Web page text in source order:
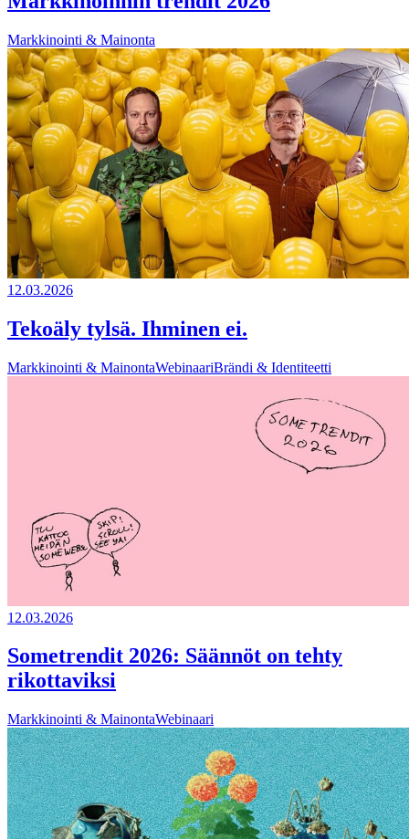
Markkinointi & Mainonta
12.03.2026
Tekoäly tylsä. Ihminen ei.
Markkinointi & MainontaWebinaariBrändi & Identiteetti
12.03.2026
Sometrendit 2026: Säännöt on tehty
rikottaviksi
Markkinointi & MainontaWebinaari